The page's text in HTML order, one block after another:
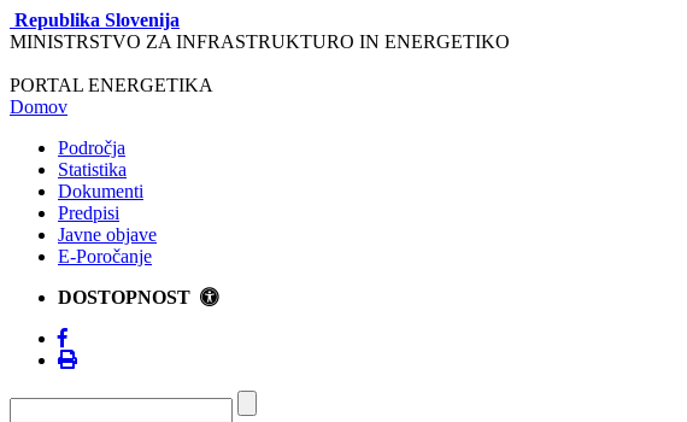
Republika Slovenija
MINISTRSTVO ZA INFRASTRUKTURO IN ENERGETIKO
PORTAL ENERGETIKA
Domov
Področja
Statistika
Dokumenti
Predpisi
Javne objave
E-Poročanje
DOSTOPNOST